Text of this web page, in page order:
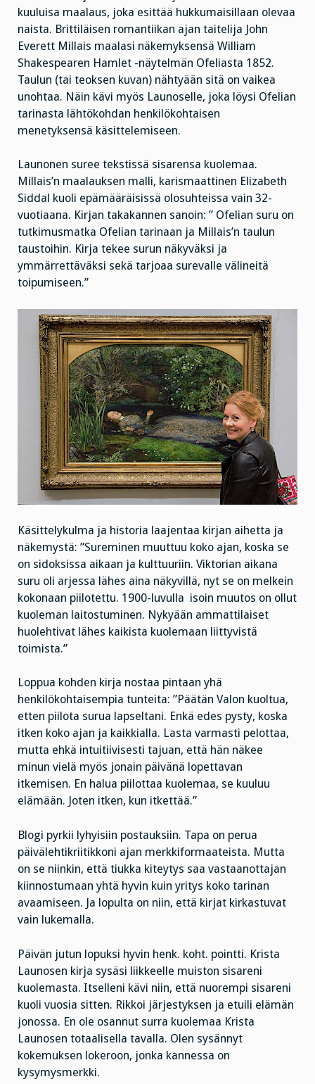
kuuluisa maalaus, joka esittää hukkumaisillaan olevaa
naista. Brittiläisen romantiikan ajan taitelija John
Everett Millais maalasi näkemyksensä William
Shakespearen Hamlet -näytelmän Ofeliasta 1852.
Taulun (tai teoksen kuvan) nähtyään sitä on vaikea
unohtaa. Näin kävi myös Launoselle, joka löysi Ofelian
tarinasta lähtökohdan henkilökohtaisen
menetyksensä käsittelemiseen.
Launonen suree tekstissä sisarensa kuolemaa.
Millais’n maalauksen malli, karismaattinen Elizabeth
Siddal kuoli epämääräisissä olosuhteissa vain 32-
vuotiaana. Kirjan takakannen sanoin: ” Ofelian suru on
tutkimusmatka Ofelian tarinaan ja Millais’n taulun
taustoihin. Kirja tekee surun näkyväksi ja
ymmärrettäväksi sekä tarjoaa surevalle välineitä
toipumiseen.”
Käsittelykulma ja historia laajentaa kirjan aihetta ja
näkemystä: ”Sureminen muuttuu koko ajan, koska se
on sidoksissa aikaan ja kulttuuriin. Viktorian aikana
suru oli arjessa lähes aina näkyvillä, nyt se on melkein
kokonaan piilotettu. 1900-luvulla isoin muutos on ollut
kuoleman laitostuminen. Nykyään ammattilaiset
huolehtivat lähes kaikista kuolemaan liittyvistä
toimista.”
Loppua kohden kirja nostaa pintaan yhä
henkilökohtaisempia tunteita: ”Päätän Valon kuoltua,
etten piilota surua lapseltani. Enkä edes pysty, koska
itken koko ajan ja kaikkialla. Lasta varmasti pelottaa,
mutta ehkä intuitiivisesti tajuan, että hän näkee
minun vielä myös jonain päivänä lopettavan
itkemisen. En halua piilottaa kuolemaa, se kuuluu
elämään. Joten itken, kun itkettää.”
Blogi pyrkii lyhyisiin postauksiin. Tapa on perua
päivälehtikriitikkoni ajan merkkiformaateista. Mutta
on se niinkin, että tiukka kiteytys saa vastaanottajan
kiinnostumaan yhtä hyvin kuin yritys koko tarinan
avaamiseen. Ja lopulta on niin, että kirjat kirkastuvat
vain lukemalla.
Päivän jutun lopuksi hyvin henk. koht. pointti. Krista
Launosen kirja sysäsi liikkeelle muiston sisareni
kuolemasta. Itselleni kävi niin, että nuorempi sisareni
kuoli vuosia sitten. Rikkoi järjestyksen ja etuili elämän
jonossa. En ole osannut surra kuolemaa Krista
Launosen totaalisella tavalla. Olen sysännyt
kokemuksen lokeroon, jonka kannessa on
kysymysmerkki.